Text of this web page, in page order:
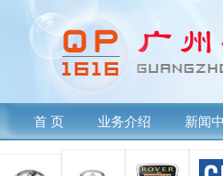
首 页 业务介绍 新闻